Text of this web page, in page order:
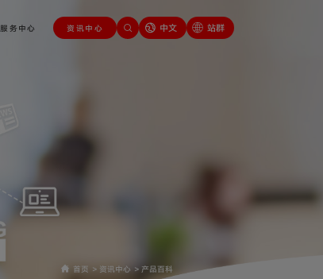
服务中心 资讯中心 中文 站群
首页 > 资讯中心 > 产品百科